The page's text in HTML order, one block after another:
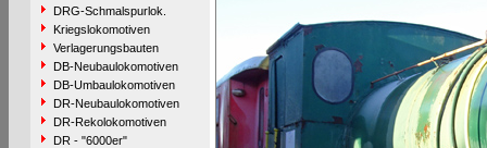
DRG-Schmalspurlok.
Kriegslokomotiven
Verlagerungsbauten
DB-Neubaulokomotiven
DB-Umbaulokomotiven
DR-Neubaulokomotiven
DR-Rekolokomotiven
DR - "6000er"